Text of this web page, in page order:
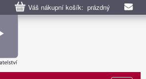
Váš nákupní košík: prázdný